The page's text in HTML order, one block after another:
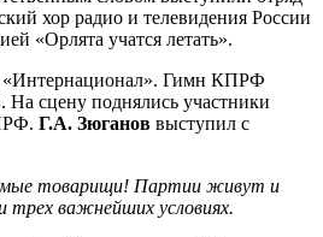
хор радио и телевидения России
«Орлята учатся летать».
«Интернационал». Гимн КПРФ
. На сцену поднялись участники
Г.А. Зюганов выступил с
товарищи! Партии живут и
трех важнейших условиях.